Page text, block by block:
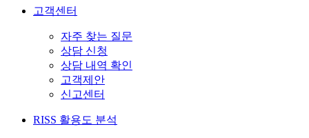
고객센터
자주 찾는 질문
상담 신청
상담 내역 확인
고객제안
신고센터
RISS 활용도 분석